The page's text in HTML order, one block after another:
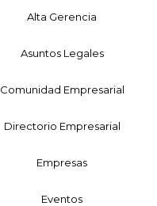
Alta Gerencia
Asuntos Legales
Comunidad Empresarial
Directorio Empresarial
Empresas
Eventos